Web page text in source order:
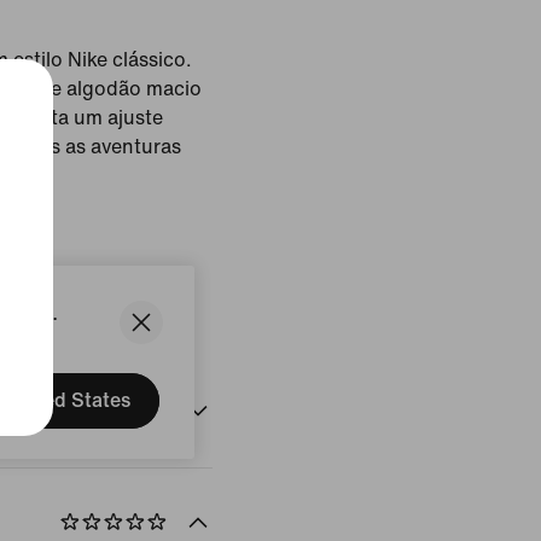
United States
estilo Nike clássico.
de algodão macio
um ajuste
todas as aventuras